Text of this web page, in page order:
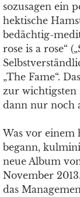
sozusagen ein
hektische
bedächtig-
rose is a rose“
„The Fame“.
zur wichtigsten
dann nur noch
Was vor einem
begann,
neue Album
November
das